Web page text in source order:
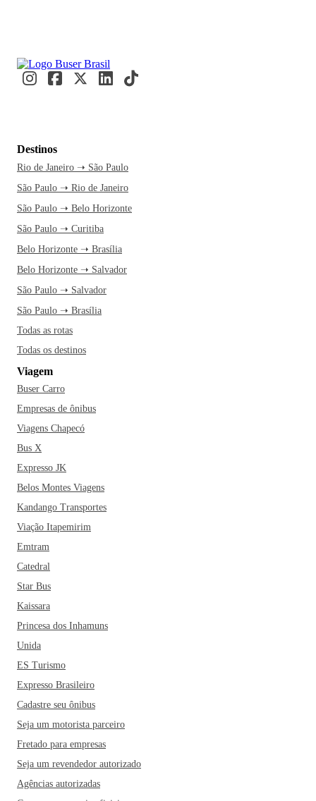
Destinos
Rio de Janeiro ➝ São Paulo
São Paulo ➝ Rio de Janeiro
São Paulo ➝ Belo Horizonte
São Paulo ➝ Curitiba
Belo Horizonte ➝ Brasília
Belo Horizonte ➝ Salvador
São Paulo ➝ Salvador
São Paulo ➝ Brasília
Todas as rotas
Todas os destinos
Viagem
Buser Carro
Empresas de ônibus
Viagens Chapecó
Bus X
Expresso JK
Belos Montes Viagens
Kandango Transportes
Viação Itapemirim
Emtram
Catedral
Star Bus
Kaissara
Princesa dos Inhamuns
Unida
ES Turismo
Expresso Brasileiro
Cadastre seu ônibus
Seja um motorista parceiro
Fretado para empresas
Seja um revendedor autorizado
Agências autorizadas